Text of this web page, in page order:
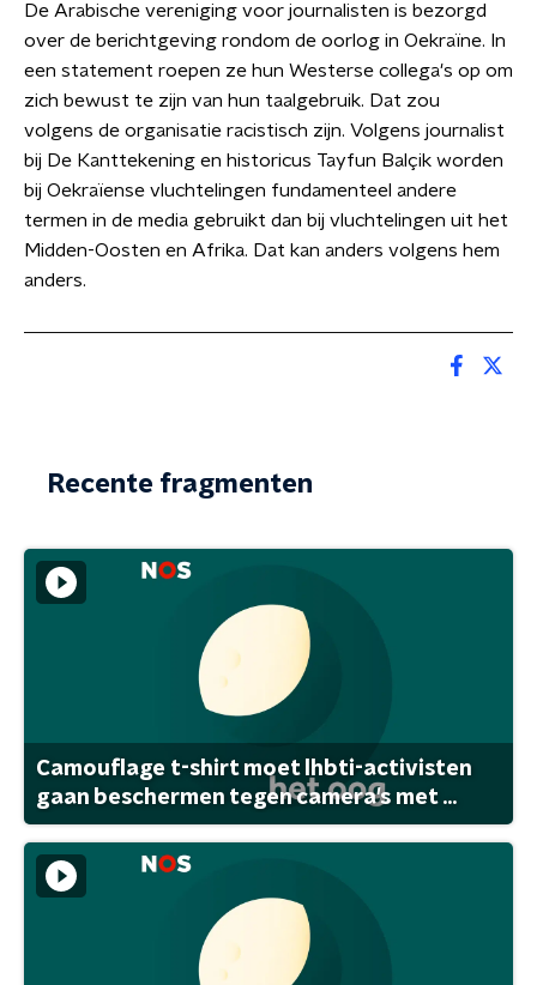
De Arabische vereniging voor journalisten is bezorgd
over de berichtgeving rondom de oorlog in Oekraïne. In
een statement roepen ze hun Westerse collega's op om
zich bewust te zijn van hun taalgebruik. Dat zou
volgens de organisatie racistisch zijn. Volgens journalist
bij De Kanttekening en historicus Tayfun Balçik worden
bij Oekraïense vluchtelingen fundamenteel andere
termen in de media gebruikt dan bij vluchtelingen uit het
Midden-Oosten en Afrika. Dat kan anders volgens hem
anders.
Recente fragmenten
Camouflage t-shirt moet lhbti-activisten
gaan beschermen tegen camera's met ...